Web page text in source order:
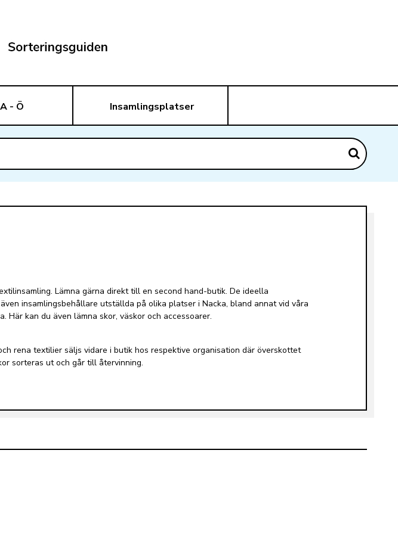
- Ö Insamlingsplatser
Lämna gärna direkt till en second hand-butik. De ideella
insamlingsbehållare utställda på olika platser i Nacka, bland annat vid våra
kan du även lämna skor, väskor och accessoarer.
rena textilier säljs vidare i butik hos respektive organisation där överskottet
sorteras ut och går till återvinning.